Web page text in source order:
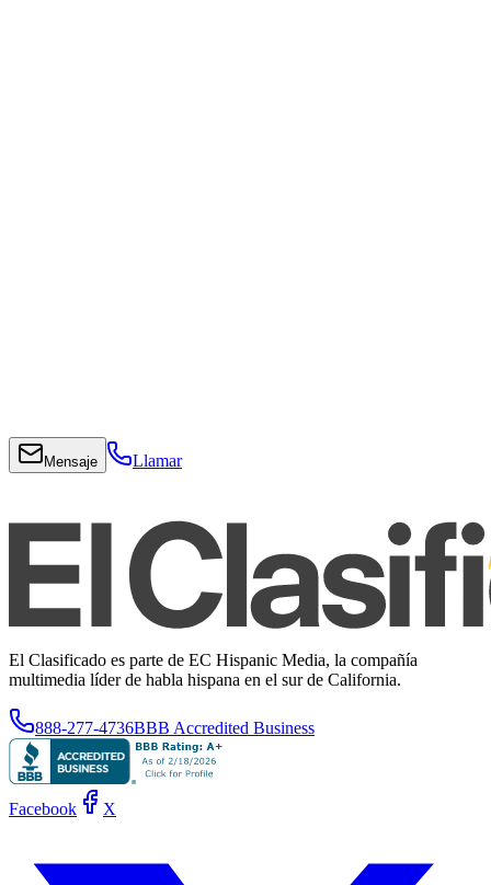
Mensaje Llamar
El Clasificado es parte de EC Hispanic Media, la compañía
multimedia líder de habla hispana en el sur de California.
888-277-4736BBB Accredited Business
Facebook X